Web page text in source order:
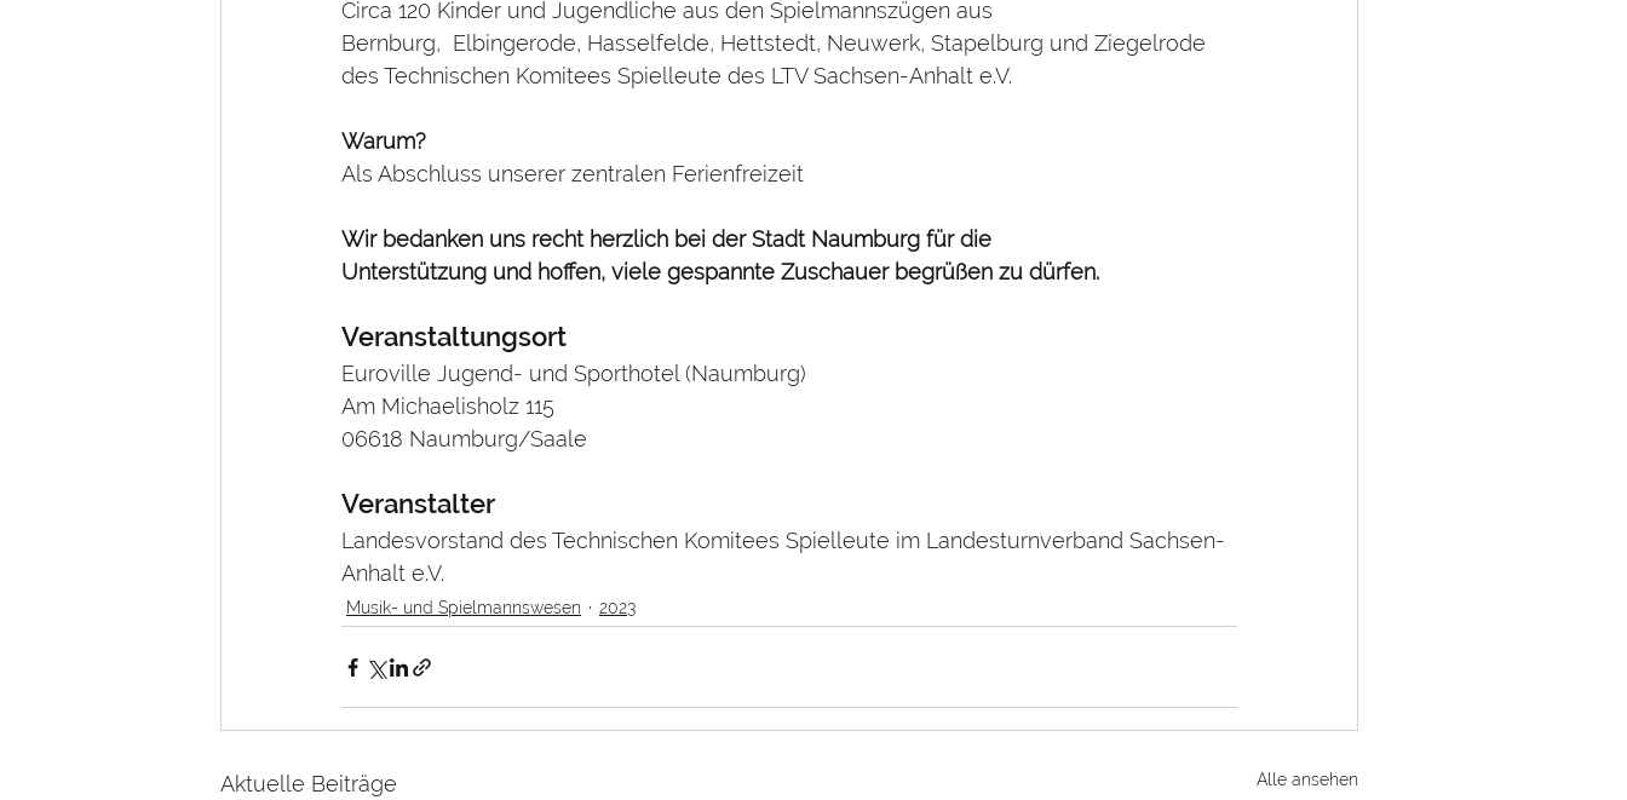
Circa 120 Kinder und Jugendliche aus den Spielmannszügen aus
Bernburg,  Elbingerode, Hasselfelde, Hettstedt, Neuwerk, Stapelburg und Ziegelrode
des Technischen Komitees Spielleute des LTV Sachsen-Anhalt e.V.
Warum?
Als Abschluss unserer zentralen Ferienfreizeit
Wir bedanken uns recht herzlich bei der Stadt Naumburg für die
Unterstützung und hoffen, viele gespannte Zuschauer begrüßen zu dürfen.
Veranstaltungsort
Euroville Jugend- und Sporthotel (Naumburg)
Am Michaelisholz 115
06618 Naumburg/Saale
Veranstalter
Landesvorstand des Technischen Komitees Spielleute im Landesturnverband Sachsen-
Anhalt e.V.
Musik- und Spielmannswesen 2023
Aktuelle Beiträge Alle ansehen